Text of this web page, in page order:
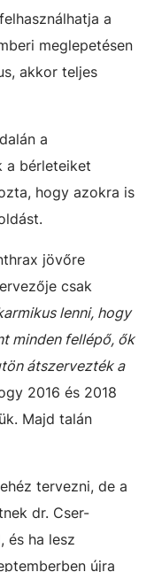
a
meglepetésen
akkor teljes
a
a bérleteiket
hogy azokra is
jövőre
csak
lenni, hogy
minden fellépő, ők
átszervezték a
2016 és 2018
Majd talán
tervezni, de a
dr. Cser-
és ha lesz
újra